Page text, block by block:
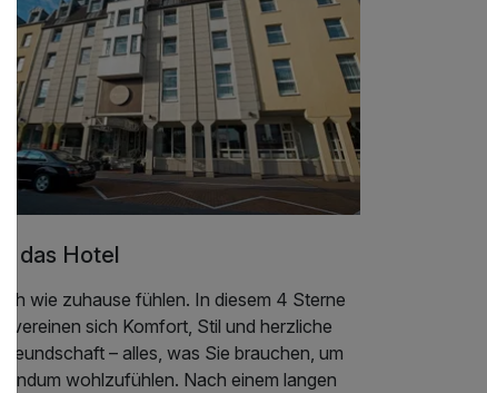
das Hotel
wie zuhause fühlen. In diesem 4 Sterne
vereinen sich Komfort, Stil und herzliche
– alles, was Sie brauchen, um
rundum wohlzufühlen. Nach einem langen